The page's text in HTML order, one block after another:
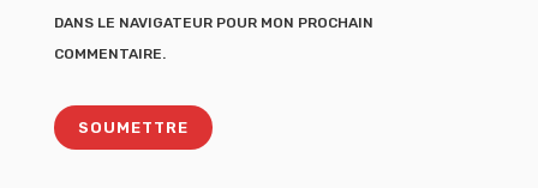
DANS LE NAVIGATEUR POUR MON PROCHAIN
COMMENTAIRE.